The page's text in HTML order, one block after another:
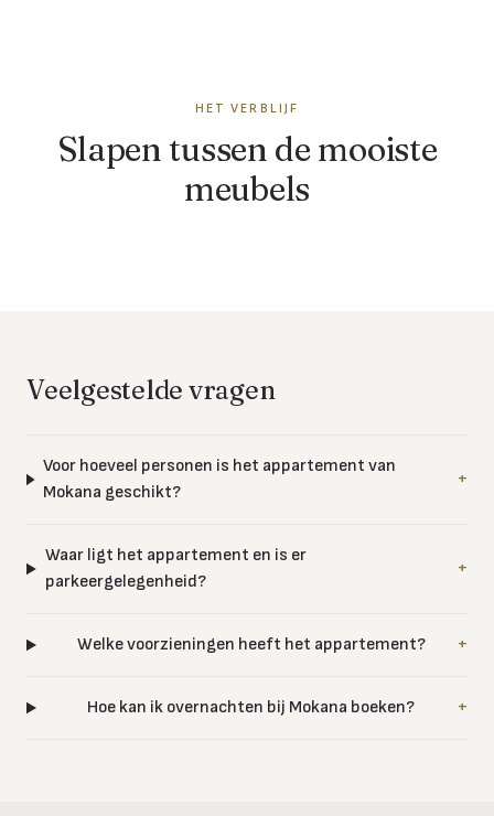
HET VERBLIJF
Slapen tussen de mooiste
meubels
Veelgestelde vragen
Voor hoeveel personen is het appartement van
Mokana geschikt?
+
Waar ligt het appartement en is er
parkeergelegenheid?
+
Welke voorzieningen heeft het appartement? +
Hoe kan ik overnachten bij Mokana boeken? +